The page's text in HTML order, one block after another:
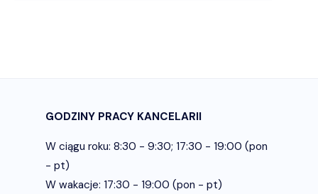
GODZINY PRACY KANCELARII
W ciągu roku: 8:30 - 9:30; 17:30 - 19:00 (pon
- pt)
W wakacje: 17:30 - 19:00 (pon - pt)